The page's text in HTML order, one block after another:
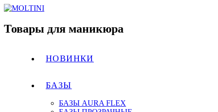
Товары для маникюра
НОВИНКИ
БАЗЫ
БАЗЫ AURA FLEX